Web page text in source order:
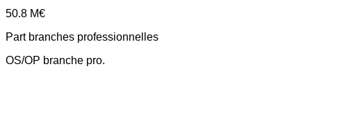
50.8 M€
Part branches professionnelles
OS/OP branche pro.